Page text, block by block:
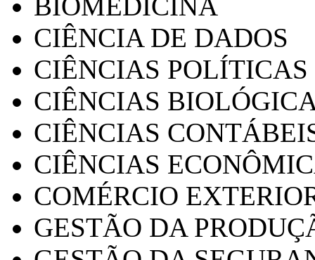
CIÊNCIA DE DADOS
CIÊNCIAS POLÍTICAS
CIÊNCIAS
CIÊNCIAS
CIÊNCIAS
COMÉRCIO
GESTÃO DA